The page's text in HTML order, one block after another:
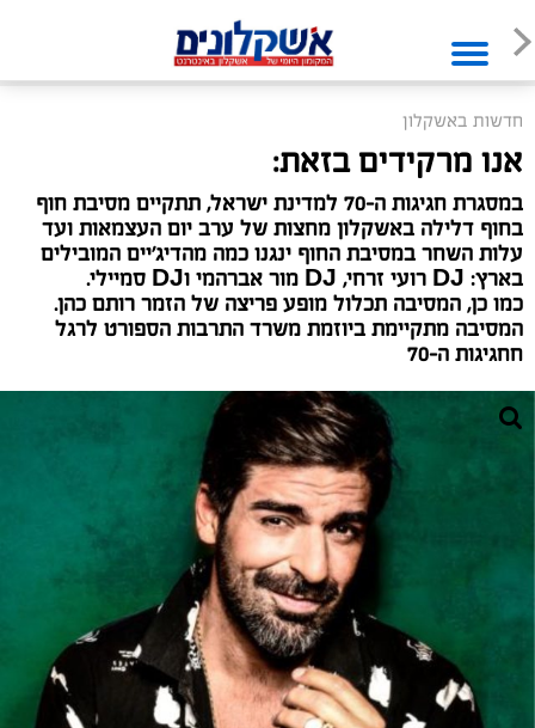
חדשות באשקלון
אנו מרקידים בזאת:
במסגרת חגיגות ה-70 למדינת ישראל, תתקיים מסיבת חוף
בחוף דלילה באשקלון מחצות של ערב יום העצמאות ועד
עלות השחר במסיבת החוף ינגנו כמה מהדיג'יים המובילים
בארץ: DJ רועי זרחי, DJ מור אברהמי וDJ סמיילי.
כמו כן, המסיבה תכלול מופע פריצה של הזמר רותם כהן.
המסיבה מתקיימת ביוזמת משרד התרבות הספורט לרגל
חחגיגות ה-70